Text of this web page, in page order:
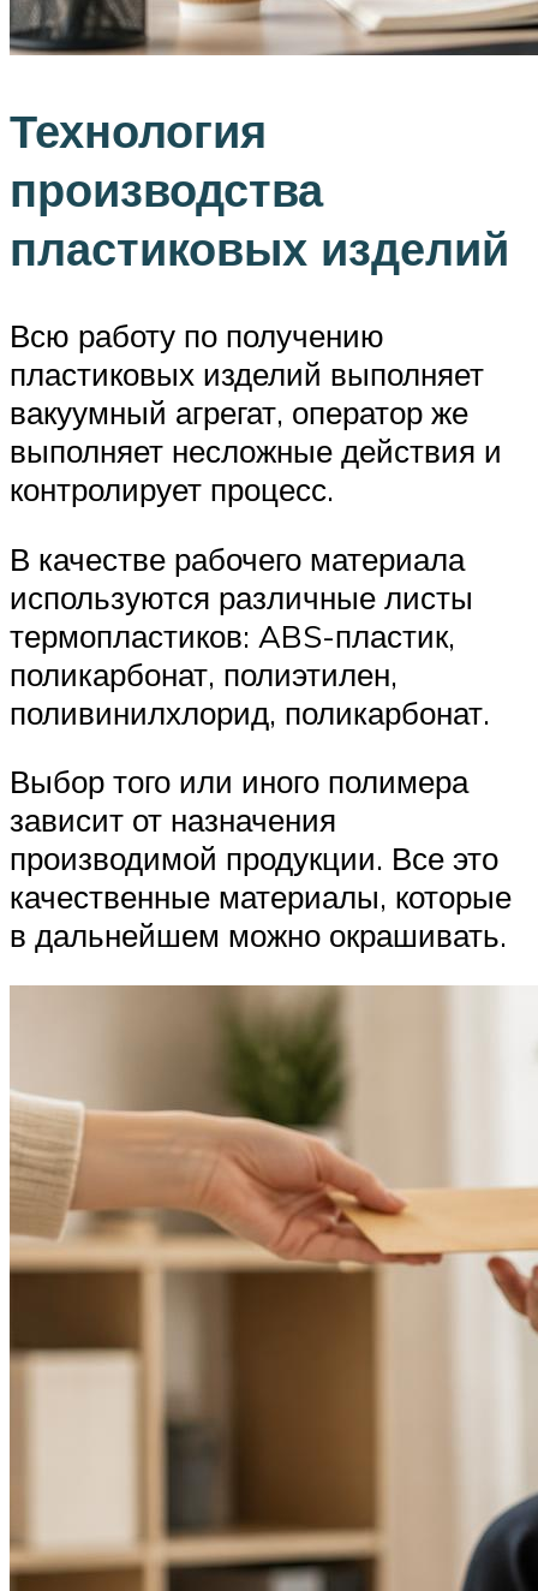
Технология
производства
пластиковых изделий
Всю работу по получению
пластиковых изделий выполняет
вакуумный агрегат, оператор же
выполняет несложные действия и
контролирует процесс.
В качестве рабочего материала
используются различные листы
термопластиков: ABS-пластик,
поликарбонат, полиэтилен,
поливинилхлорид, поликарбонат.
Выбор того или иного полимера
зависит от назначения
производимой продукции. Все это
качественные материалы, которые
в дальнейшем можно окрашивать.